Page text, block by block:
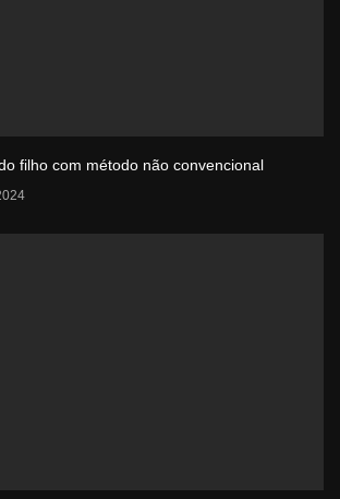
filho com método não convencional